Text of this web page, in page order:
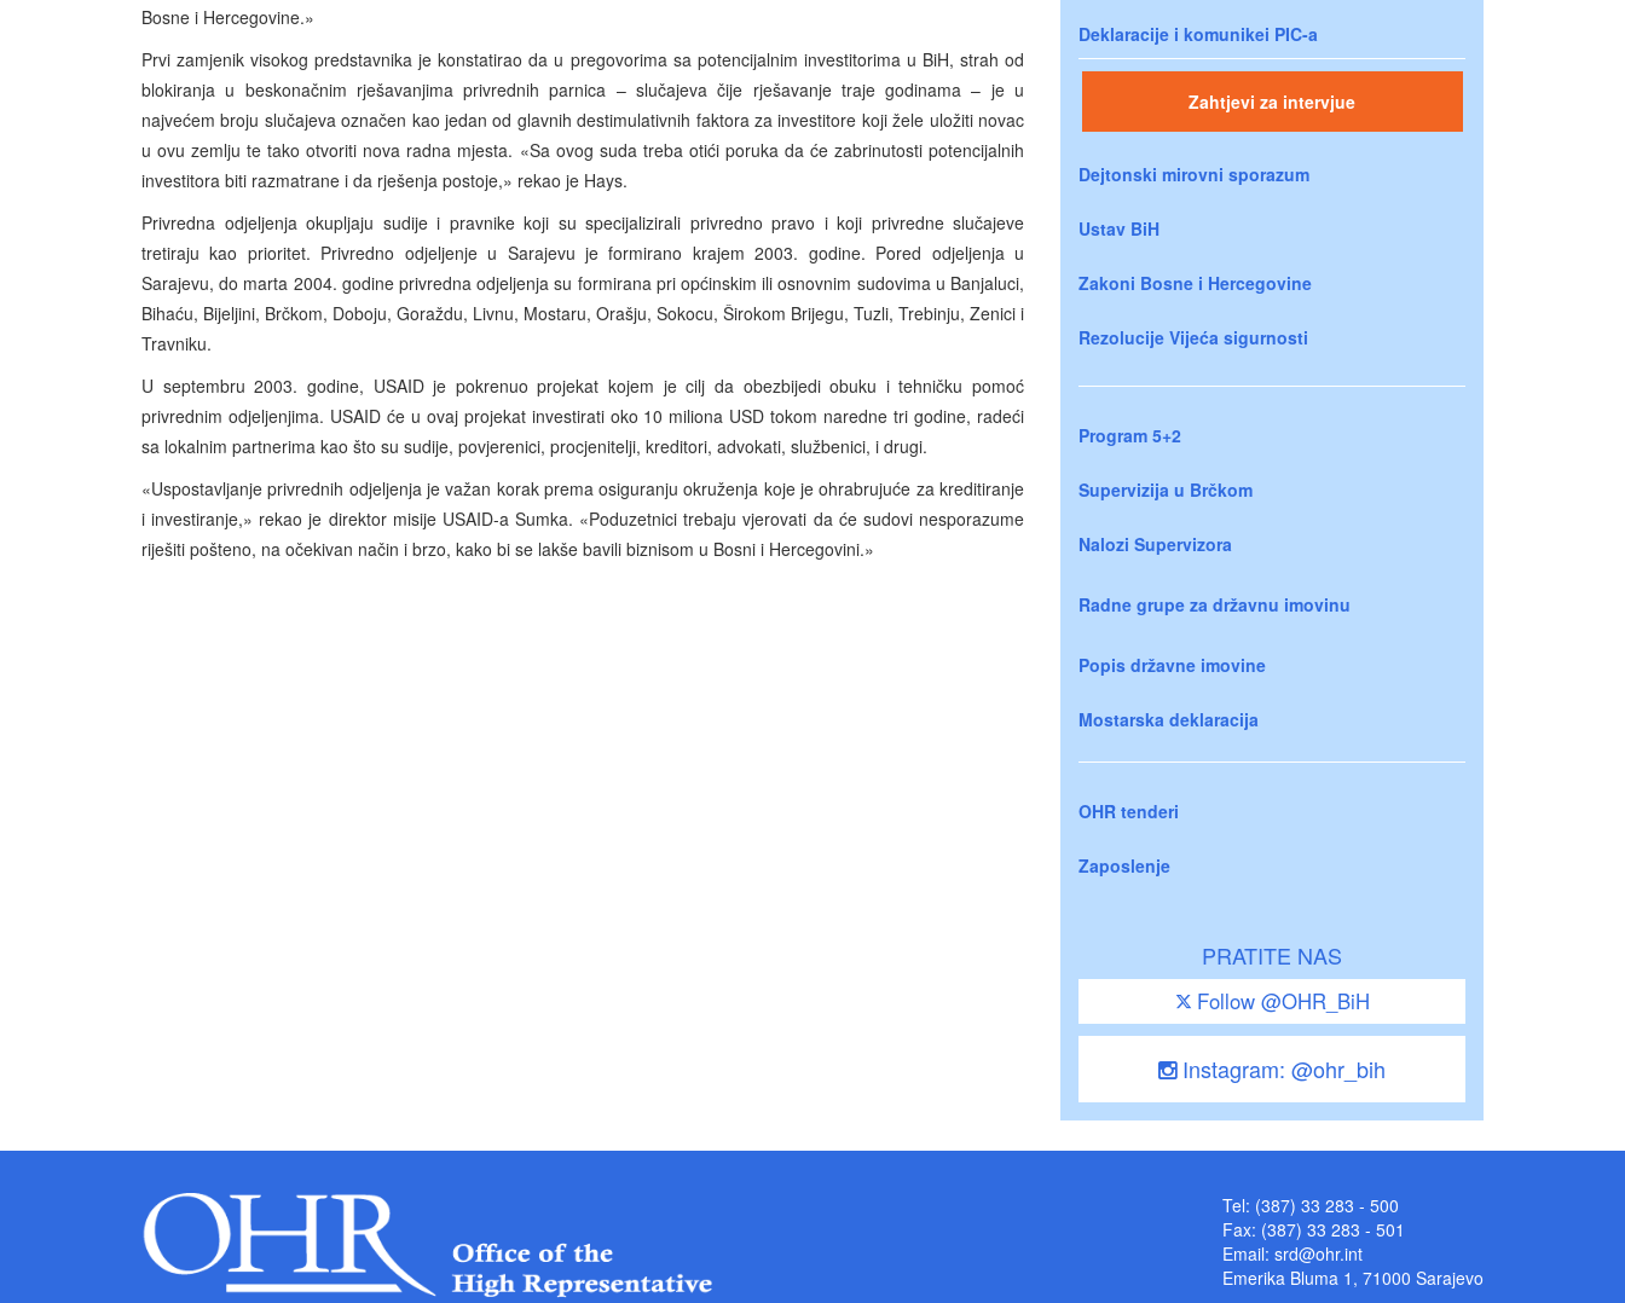
Bosne i Hercegovine.»
Prvi zamjenik visokog predstavnika je konstatirao da u pregovorima sa potencijalnim investitorima u BiH, strah od
blokiranja u beskonačnim rješavanjima privrednih parnica – slučajeva čije rješavanje traje godinama – je u
najvećem broju slučajeva označen kao jedan od glavnih destimulativnih faktora za investitore koji žele uložiti novac
u ovu zemlju te tako otvoriti nova radna mjesta. «Sa ovog suda treba otići poruka da će zabrinutosti potencijalnih
investitora biti razmatrane i da rješenja postoje,» rekao je Hays.
Privredna odjeljenja okupljaju sudije i pravnike koji su specijalizirali privredno pravo i koji privredne slučajeve
tretiraju kao prioritet. Privredno odjeljenje u Sarajevu je formirano krajem 2003. godine. Pored odjeljenja u
Sarajevu, do marta 2004. godine privredna odjeljenja su formirana pri općinskim ili osnovnim sudovima u Banjaluci,
Bihaću, Bijeljini, Brčkom, Doboju, Goraždu, Livnu, Mostaru, Orašju, Sokocu, Širokom Brijegu, Tuzli, Trebinju, Zenici i
Travniku.
U septembru 2003. godine, USAID je pokrenuo projekat kojem je cilj da obezbijedi obuku i tehničku pomoć
privrednim odjeljenjima. USAID će u ovaj projekat investirati oko 10 miliona USD tokom naredne tri godine, radeći
sa lokalnim partnerima kao što su sudije, povjerenici, procjenitelji, kreditori, advokati, službenici, i drugi.
«Uspostavljanje privrednih odjeljenja je važan korak prema osiguranju okruženja koje je ohrabrujuće za kreditiranje
i investiranje,» rekao je direktor misije USAID-a Sumka. «Poduzetnici trebaju vjerovati da će sudovi nesporazume
riješiti pošteno, na očekivan način i brzo, kako bi se lakše bavili biznisom u Bosni i Hercegovini.»
Deklaracije i komunikei PIC-a
Zahtjevi za intervjue
Dejtonski mirovni sporazum
Ustav BiH
Zakoni Bosne i Hercegovine
Rezolucije Vijeća sigurnosti
Program 5+2
Supervizija u Brčkom
Nalozi Supervizora
Radne grupe za državnu imovinu
Popis državne imovine
Mostarska deklaracija
OHR tenderi
Zaposlenje
PRATITE NAS
Follow @OHR_BiH
Instagram: @ohr_bih
Tel: (387) 33 283 - 500
Fax: (387) 33 283 - 501
Email: srd@ohr.int
Emerika Bluma 1, 71000 Sarajevo